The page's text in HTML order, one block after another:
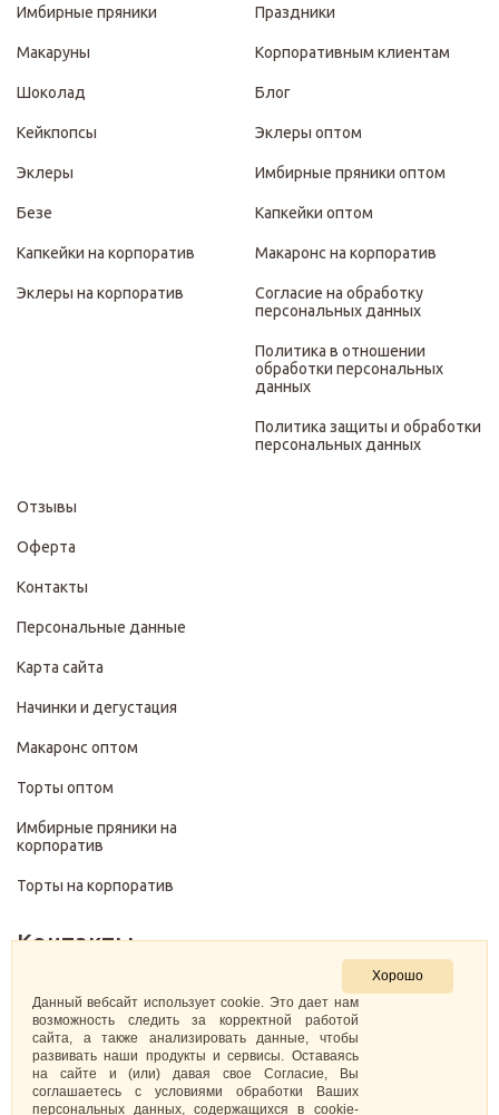
Имбирные пряники
Макаруны
Шоколад
Кейкпопсы
Эклеры
Безе
Капкейки на корпоратив
Эклеры на корпоратив
Праздники
Корпоративным клиентам
Блог
Эклеры оптом
Имбирные пряники оптом
Капкейки оптом
Макаронс на корпоратив
Согласие на обработку
персональных данных
Политика в отношении
обработки персональных
данных
Политика защиты и обработки
персональных данных
Отзывы
Оферта
Контакты
Персональные данные
Карта сайта
Начинки и дегустация
Макаронс оптом
Торты оптом
Имбирные пряники на
корпоратив
Торты на корпоратив
Контакты
+7 (499) 322-28-29
pirojenka.rf@gmail.com
Москва, Павелецкая набережная 10к1
Хорошо
Данный вебсайт использует cookie. Это дает нам
возможность следить за корректной работой
сайта, а также анализировать данные, чтобы
развивать наши продукты и сервисы. Оставаясь
на сайте и (или) давая свое Согласие, Вы
соглашаетесь с условиями обработки Ваших
персональных данных, содержащихся в cookie-